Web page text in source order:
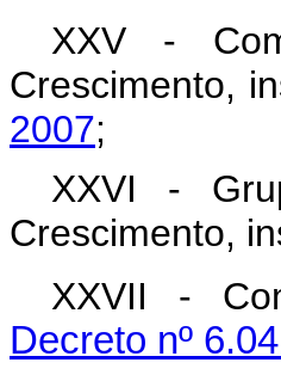
XXV -
Crescimento,
2007;
XXVI -
Crescimento,
XXVII -
Decreto nº